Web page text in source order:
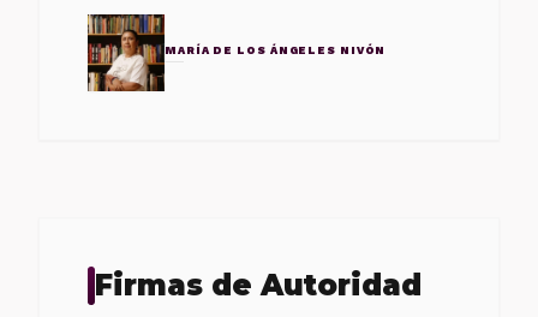
MARÍA DE LOS ÁNGELES NIVÓN
Firmas de Autoridad